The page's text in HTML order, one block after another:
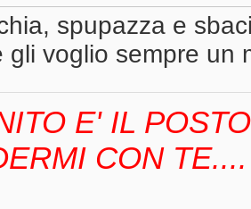
spupazza e
gli voglio sempre un
E' IL
CON TE....